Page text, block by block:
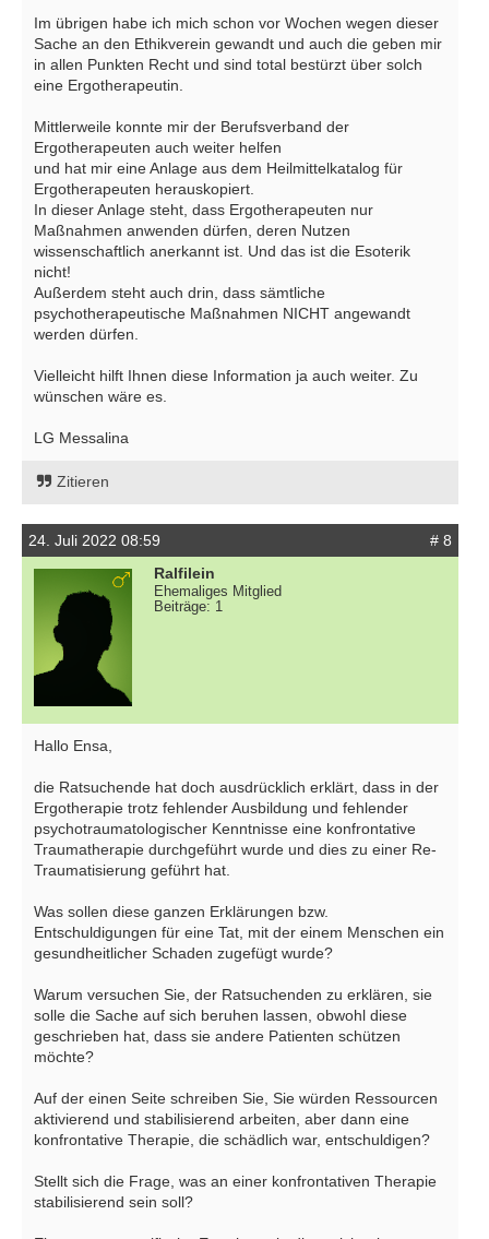
Im übrigen habe ich mich schon vor Wochen wegen dieser
Sache an den Ethikverein gewandt und auch die geben mir
in allen Punkten Recht und sind total bestürzt über solch
eine Ergotherapeutin.
Mittlerweile konnte mir der Berufsverband der
Ergotherapeuten auch weiter helfen
und hat mir eine Anlage aus dem Heilmittelkatalog für
Ergotherapeuten herauskopiert.
In dieser Anlage steht, dass Ergotherapeuten nur
Maßnahmen anwenden dürfen, deren Nutzen
wissenschaftlich anerkannt ist. Und das ist die Esoterik
nicht!
Außerdem steht auch drin, dass sämtliche
psychotherapeutische Maßnahmen NICHT angewandt
werden dürfen.
Vielleicht hilft Ihnen diese Information ja auch weiter. Zu
wünschen wäre es.
LG Messalina
Zitieren
24. Juli 2022 08:59
# 8
Ralfilein
Ehemaliges Mitglied
Beiträge: 1
Hallo Ensa,
die Ratsuchende hat doch ausdrücklich erklärt, dass in der
Ergotherapie trotz fehlender Ausbildung und fehlender
psychotraumatologischer Kenntnisse eine konfrontative
Traumatherapie durchgeführt wurde und dies zu einer Re-
Traumatisierung geführt hat.
Was sollen diese ganzen Erklärungen bzw.
Entschuldigungen für eine Tat, mit der einem Menschen ein
gesundheitlicher Schaden zugefügt wurde?
Warum versuchen Sie, der Ratsuchenden zu erklären, sie
solle die Sache auf sich beruhen lassen, obwohl diese
geschrieben hat, dass sie andere Patienten schützen
möchte?
Auf der einen Seite schreiben Sie, Sie würden Ressourcen
aktivierend und stabilisierend arbeiten, aber dann eine
konfrontative Therapie, die schädlich war, entschuldigen?
Stellt sich die Frage, was an einer konfrontativen Therapie
stabilisierend sein soll?